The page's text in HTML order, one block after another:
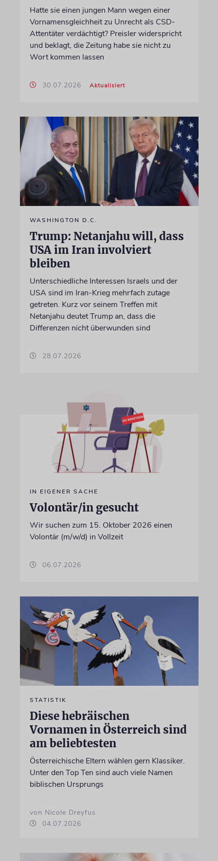
Hatte sie einen jungen Mann wegen einer
Vornamensgleichheit zu Unrecht als CSD-
Attentäter verdächtigt? Preisler widerspricht
und beklagt, die Zeitung habe sie nicht zu
Wort kommen lassen
30.07.2026 Aktualisiert
WASHINGTON D.C.
Trump: Netanjahu will, dass
USA im Iran involviert
bleiben
Unterschiedliche Interessen Israels und der
USA sind im Iran-Krieg mehrfach zutage
getreten. Kurz vor seinem Treffen mit
Netanjahu deutet Trump an, dass die
Differenzen nicht überwunden sind
28.07.2026
IN EIGENER SACHE
Volontär/in gesucht
Wir suchen zum 15. Oktober 2026 einen
Volontär (m/w/d) in Vollzeit
06.07.2026
STATISTIK
Diese hebräischen
Vornamen in Österreich sind
am beliebtesten
Österreichische Eltern wählen gern Klassiker.
Unter den Top Ten sind auch viele Namen
biblischen Ursprungs
von Nicole Dreyfus
04.07.2026